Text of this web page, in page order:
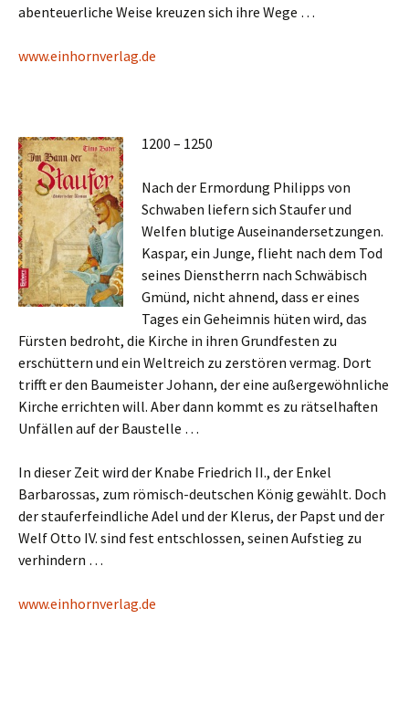
abenteuerliche Weise kreuzen sich ihre Wege …
www.einhornverlag.de
1200 – 1250
Nach der Ermordung Philipps von
Schwaben liefern sich Staufer und
Welfen blutige Auseinandersetzungen.
Kaspar, ein Junge, flieht nach dem Tod
seines Dienstherrn nach Schwäbisch
Gmünd, nicht ahnend, dass er eines
Tages ein Geheimnis hüten wird, das
Fürsten bedroht, die Kirche in ihren Grundfesten zu
erschüttern und ein Weltreich zu zerstören vermag. Dort
trifft er den Baumeister Johann, der eine außergewöhnliche
Kirche errichten will. Aber dann kommt es zu rätselhaften
Unfällen auf der Baustelle …
In dieser Zeit wird der Knabe Friedrich II., der Enkel
Barbarossas, zum römisch-deutschen König gewählt. Doch
der stauferfeindliche Adel und der Klerus, der Papst und der
Welf Otto IV. sind fest entschlossen, seinen Aufstieg zu
verhindern …
www.einhornverlag.de